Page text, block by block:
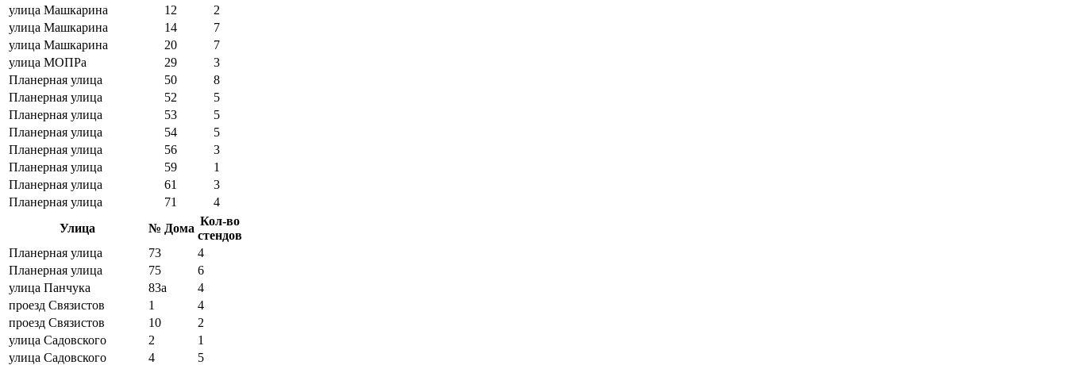
улица Машкарина
12
2
улица Машкарина
14
7
улица Машкарина
20
7
улица МОПРа
29
3
Планерная улица
50
8
Планерная улица
52
5
Планерная улица
53
5
Планерная улица
54
5
Планерная улица
56
3
Планерная улица
59
1
Планерная улица
61
3
Планерная улица
71
4
Улица
№ Дома
Кол-во
стендов
Планерная улица
73
4
Планерная улица
75
6
улица Панчука
83а
4
проезд Связистов
1
4
проезд Связистов
10
2
улица Садовского
2
1
улица Садовского
4
5